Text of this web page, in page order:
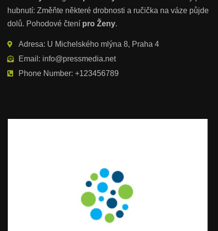
hubnutí: Změňte některé drobnosti a ručička na váze půjde
dolů. Pohodové čtení pro Ženy.
Adresa: U Michelského mlýna 8, Praha 4
Email: info@pressmedia.net
Phone Number: +123456789